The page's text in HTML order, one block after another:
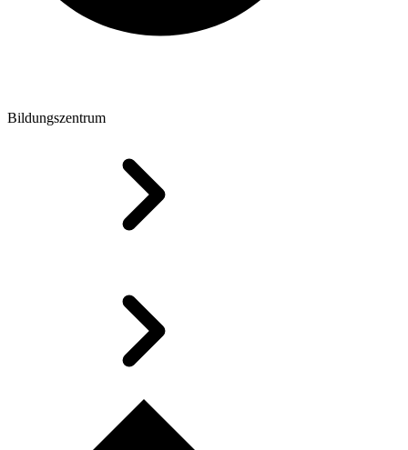
Bildungszentrum